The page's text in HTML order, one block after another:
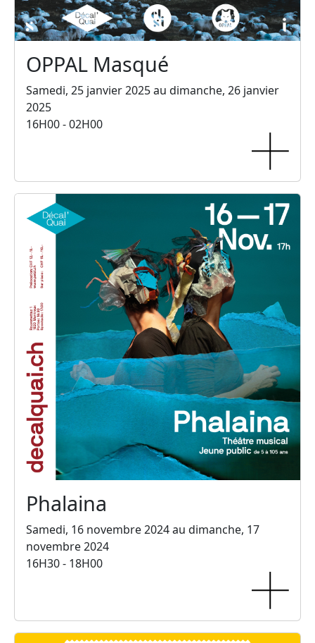
OPPAL Masqué
Samedi, 25 janvier 2025 au dimanche, 26 janvier
2025
16H00 - 02H00
Phalaina
Samedi, 16 novembre 2024 au dimanche, 17
novembre 2024
16H30 - 18H00